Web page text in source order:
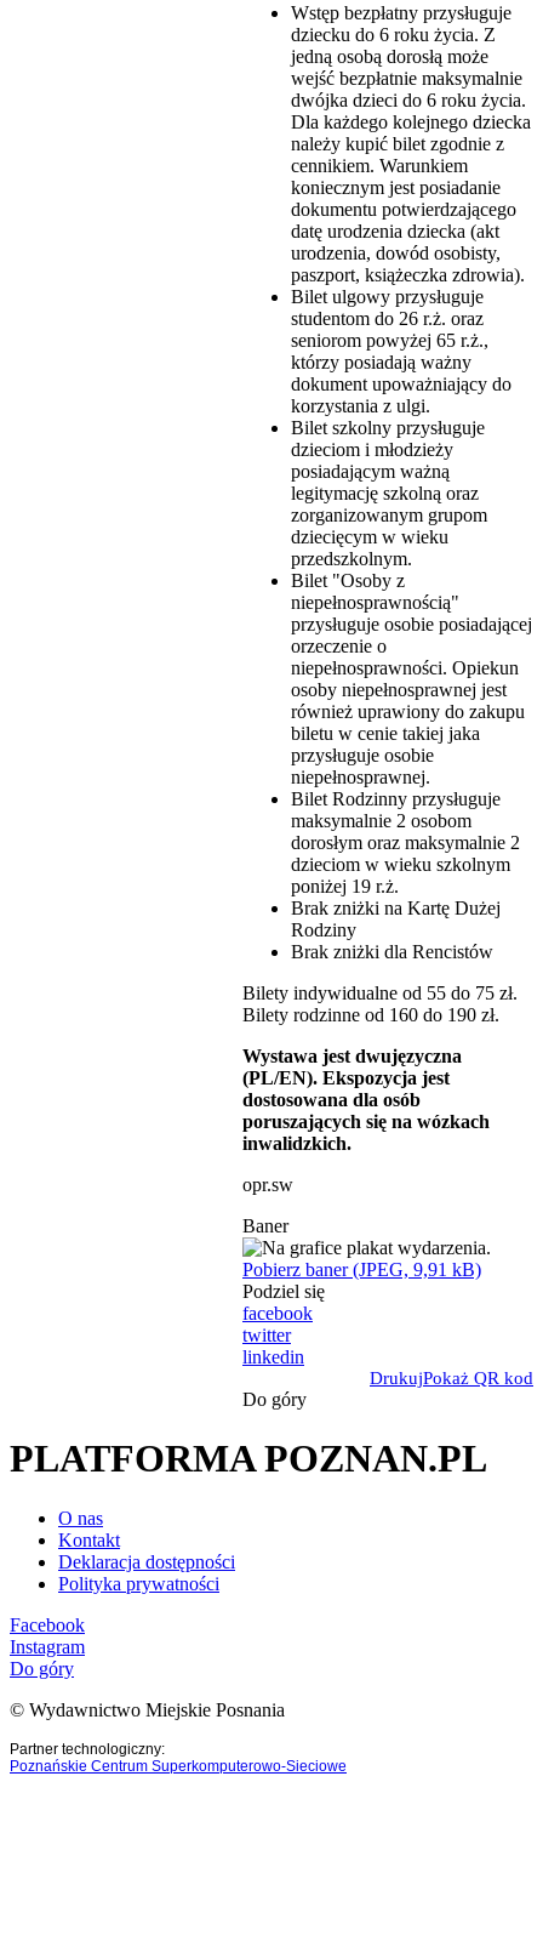
Wstęp bezpłatny przysługuje
dziecku do 6 roku życia. Z
jedną osobą dorosłą może
wejść bezpłatnie maksymalnie
dwójka dzieci do 6 roku życia.
Dla każdego kolejnego dziecka
należy kupić bilet zgodnie z
cennikiem. Warunkiem
koniecznym jest posiadanie
dokumentu potwierdzającego
datę urodzenia dziecka (akt
urodzenia, dowód osobisty,
paszport, książeczka zdrowia).
Bilet ulgowy przysługuje
studentom do 26 r.ż. oraz
seniorom powyżej 65 r.ż.,
którzy posiadają ważny
dokument upoważniający do
korzystania z ulgi.
Bilet szkolny przysługuje
dzieciom i młodzieży
posiadającym ważną
legitymację szkolną oraz
zorganizowanym grupom
dziecięcym w wieku
przedszkolnym.
Bilet "Osoby z
niepełnosprawnością"
przysługuje osobie posiadającej
orzeczenie o
niepełnosprawności. Opiekun
osoby niepełnosprawnej jest
również uprawiony do zakupu
biletu w cenie takiej jaka
przysługuje osobie
niepełnosprawnej.
Bilet Rodzinny przysługuje
maksymalnie 2 osobom
dorosłym oraz maksymalnie 2
dzieciom w wieku szkolnym
poniżej 19 r.ż.
Brak zniżki na Kartę Dużej
Rodziny
Brak zniżki dla Rencistów
Bilety indywidualne od 55 do 75 zł.
Bilety rodzinne od 160 do 190 zł.
Wystawa jest dwujęzyczna
(PL/EN). Ekspozycja jest
dostosowana dla osób
poruszających się na wózkach
inwalidzkich.
opr.sw
Baner
Pobierz baner (JPEG, 9,91 kB)
Podziel się
facebook
twitter
linkedin
DrukujPokaż QR kod
Do góry
PLATFORMA POZNAN.PL
O nas
Kontakt
Deklaracja dostępności
Polityka prywatności
Facebook
Instagram
Do góry
© Wydawnictwo Miejskie Posnania
Partner technologiczny:
Poznańskie Centrum Superkomputerowo-Sieciowe